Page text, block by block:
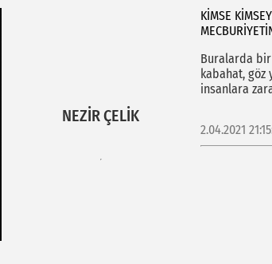
NEZİR ÇELİK
KİMSE
Buralarda bir
kabahat, göz
insanlara
2.04.2021